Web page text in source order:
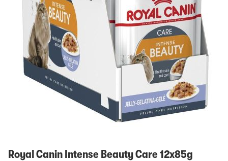
Royal Canin Intense Beauty Care 12x85g